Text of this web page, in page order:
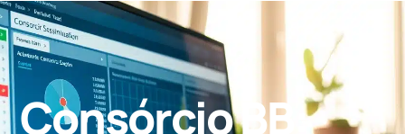
Consórcio BB: